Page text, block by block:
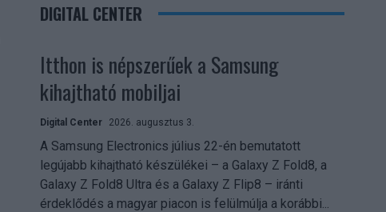
DIGITAL CENTER
Itthon is népszerűek a Samsung
kihajtható mobiljai
Digital Center 2026. augusztus 3.
A Samsung Electronics július 22-én bemutatott
legújabb kihajtható készülékei – a Galaxy Z Fold8, a
Galaxy Z Fold8 Ultra és a Galaxy Z Flip8 – iránti
érdeklődés a magyar piacon is felülmúlja a korábbi...